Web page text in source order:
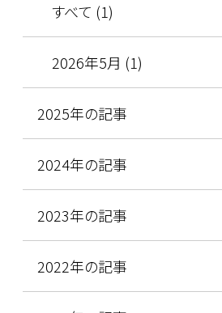
すべて (1)
2026年5月 (1)
2025年の記事
2024年の記事
2023年の記事
2022年の記事